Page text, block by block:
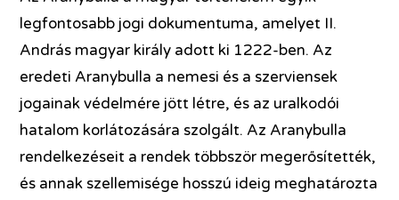
legfontosabb jogi dokumentuma, amelyet II.
András magyar király adott ki 1222-ben. Az
eredeti Aranybulla a nemesi és a szerviensek
jogainak védelmére jött létre, és az uralkodói
hatalom korlátozására szolgált. Az Aranybulla
rendelkezéseit a rendek többször megerősítették,
és annak szellemisége hosszú ideig meghatározta